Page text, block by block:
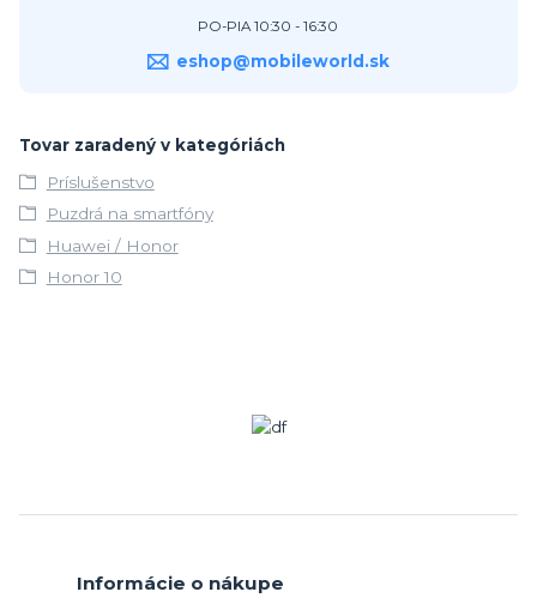
PO-PIA 10:30 - 16:30
eshop@mobileworld.sk
Tovar zaradený v kategóriách
Príslušenstvo
Puzdrá na smartfóny
Huawei / Honor
Honor 10
Informácie o nákupe